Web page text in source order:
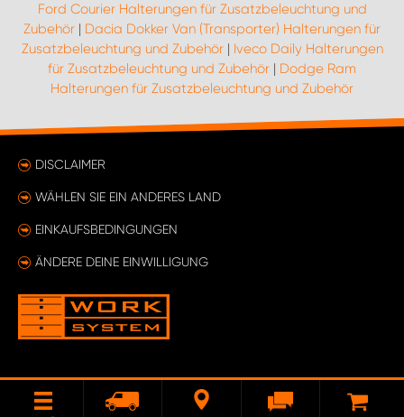
Ford Courier Halterungen für Zusatzbeleuchtung und
Zubehör | Dacia Dokker Van (Transporter) Halterungen für
Zusatzbeleuchtung und Zubehör| Iveco Daily Halterungen
für Zusatzbeleuchtung und Zubehör | Dodge Ram
Halterungen für Zusatzbeleuchtung und Zubehör
DISCLAIMER
WÄHLEN SIE EIN ANDERES LAND
EINKAUFSBEDINGUNGEN
ÄNDERE DEINE EINWILLIGUNG